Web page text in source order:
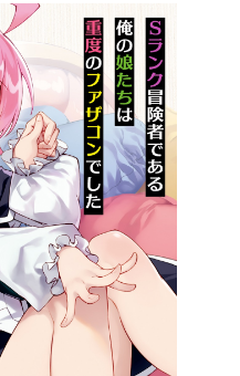
お問い合わせはこちら
プ文庫
ノベルス
ノベルスf
ベルス